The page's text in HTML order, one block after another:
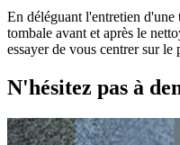
En déléguant l'entretien
tombale avant et après le
essayer de vous centrer sur
N'hésitez pas à